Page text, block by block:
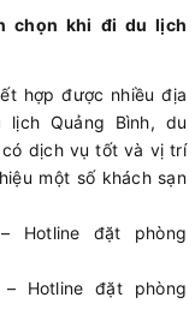
chọn khi đi du lịch
hợp được nhiều địa
lịch Quảng Bình, du
có dịch vụ tốt và vị trí
một số khách sạn
đặt phòng
Hotline đặt phòng